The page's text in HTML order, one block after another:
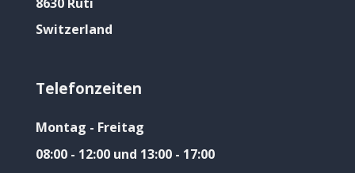
Switzerland
Telefonzeiten
Montag - Freitag
08:00 - 12:00 und 13:00 - 17:00